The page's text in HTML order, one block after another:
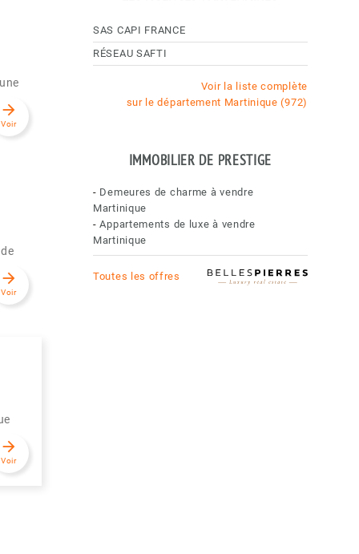
arrow_forward
Voir
arrow_forward
Voir
arrow_forward
Voir
SAS CAPI FRANCE
RÉSEAU SAFTI
Voir la liste complète
sur le département Martinique (972)
IMMOBILIER DE PRESTIGE
- Demeures de charme à vendre
Martinique
-Appartements de luxe à vendre
Martinique
Toutes les offres